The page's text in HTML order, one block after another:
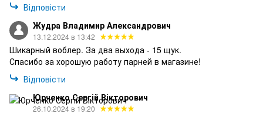
Відповісти
Жудра Владимир Александрович
13.12.2024 в 13:42
Шикарный воблер. За два выхода - 15 щук.
Спасибо за хорошую работу парней в магазине!
Відповісти
Юрченко Сергій Вікторович
26.10.2024 в 19:20